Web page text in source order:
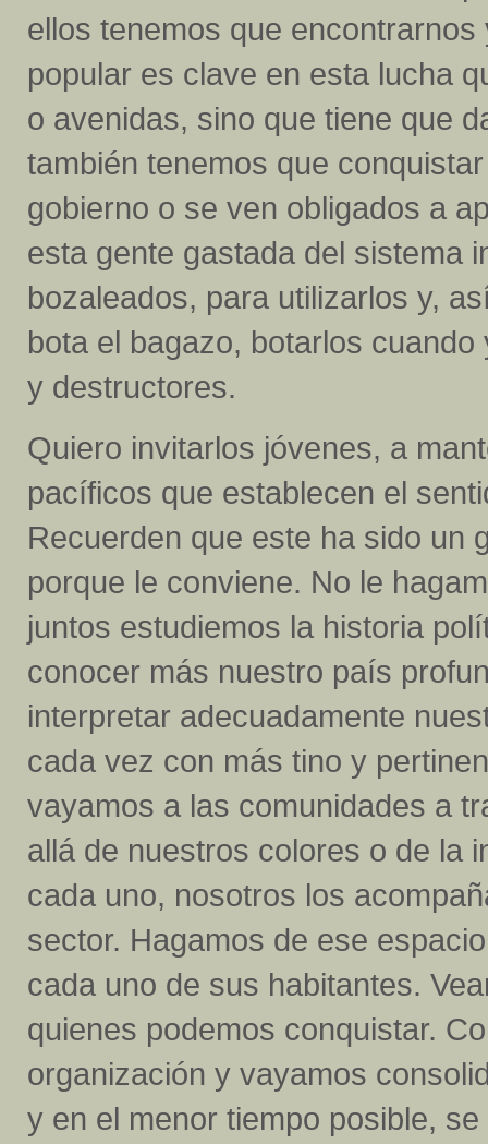
ellos tenemos que
popular es clave en esta lucha
o avenidas, sino que tiene que
también tenemos que
gobierno o se ven obligados a
esta gente gastada del sistema
bozaleados, para utilizarlos y,
bota el bagazo, botarlos
y destructores.
Quiero invitarlos jóvenes, a
pacíficos que establecen el
Recuerden que este ha sido un
porque le conviene. No le
juntos estudiemos la historia
conocer más nuestro país
interpretar adecuadamente
cada vez con más tino y
vayamos a las comunidades a
allá de nuestros colores o de la
cada uno, nosotros los
sector. Hagamos de ese
cada uno de sus habitantes.
quienes podemos conquistar.
organización y vayamos
y en el menor tiempo posible,